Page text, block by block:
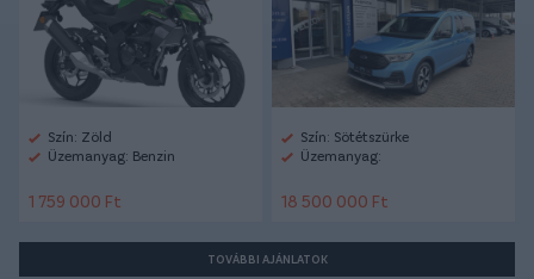
Szín: Zöld
Üzemanyag: Benzin
1 759 000 Ft
Szín: Sötétszürke
Üzemanyag:
18 500 000 Ft
TOVÁBBI AJÁNLATOK